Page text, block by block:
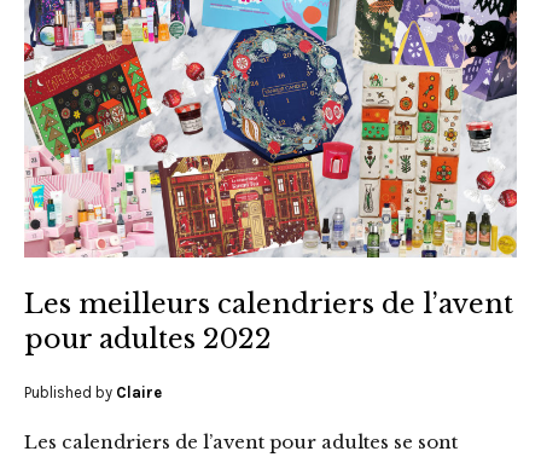
Les meilleurs calendriers de l’avent
pour adultes 2022
Published by Claire
Les calendriers de l’avent pour adultes se sont